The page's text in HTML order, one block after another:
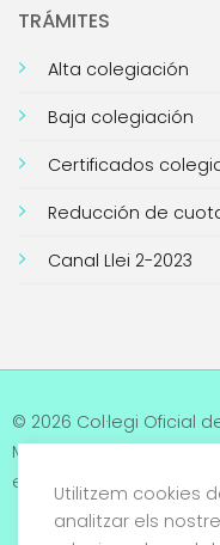
TRÁMITES
Alta colegiación
Baja colegiación
Certificados
Reducción de
Canal Llei 2-2023
© 2026 Col·legi Oficial
Metges de Tarragona.
els drets reservats
Utilitzem cookies
analitzar els